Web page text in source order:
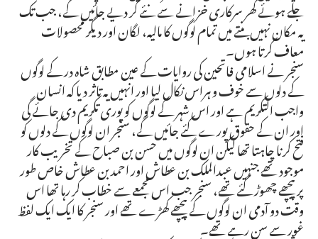
جلے ہوئے گھر سرکاری خزانے سے نئے کر دیے جائیں گے، جب تک
یہ مکان نہیں بنتے میں تمام لوگوں کا مالیہ، لگان اور دیگر محصولات
معاف کرتا ہوں۔
سنجر نے اسلامی فاتحین کی روایات کے عین مطابق شاہ در کے لوگوں
کے دلوں سے خوف و ہراس نکال لیا اور انہیں یہ تاثر دیا کہ انسان
واجب التکریم ہے اور اس شہر کے لوگوں کو پوری تکریم دی جائے گی
اور ان کے حقوق پورے کئے جائیں گے، سنجر ان لوگوں کے دلوں کو
فتح کرنا چاہتا تھا لیکن ان لوگوں میں حسن بن صباح کے تخریب کار
موجود تھے جنہیں عبدالملک بن عطاش اور احمد بن عطاش خاص طور
پر پیچھے چھوڑ گئے تھے، سنجر جب اس مجمعے سے خطاب کر رہا تھا اس
وقت دو آدمی ان لوگوں کے پیچھے کھڑے تھے اور سنجر کا ایک ایک لفظ
غور سے سن رہے تھے۔